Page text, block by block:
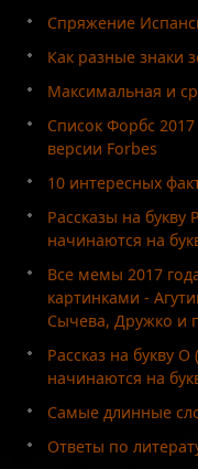
Спряжение
Как разные знаки
Максимальная и
Список Форбс
версии Forbes
10 интересных
Рассказы на букву
начинаются на
Все мемы 2017
картинками -
Сычева, Дружко и
Рассказ на букву
начинаются на
Самые длинные
Ответы по